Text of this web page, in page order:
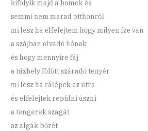
kifolyik majd a homok és
semmi nem marad otthonról
mi lesz ha elfelejtem hogy milyen íze van
a szájban olvadó hónak
és hogy mennyire fáj
a tűzhely fölött száradó tenyér
mi lesz ha rálépek az útra
és elfelejtek repülni úszni
a tengerek szagát
az algák bőrét